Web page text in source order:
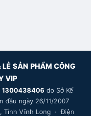
SẢN PHẨM CÔNG
VIP
1300438406 do Sở Kế
đầu ngày 26/11/2007
Tỉnh Vĩnh Long · Điện